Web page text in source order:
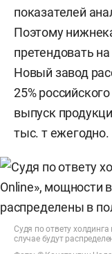
показателей
Поэтому
претендовать
Новый завод
25%
выпуск
тыс. т ежегодно.
Судя по ответу
случае будут